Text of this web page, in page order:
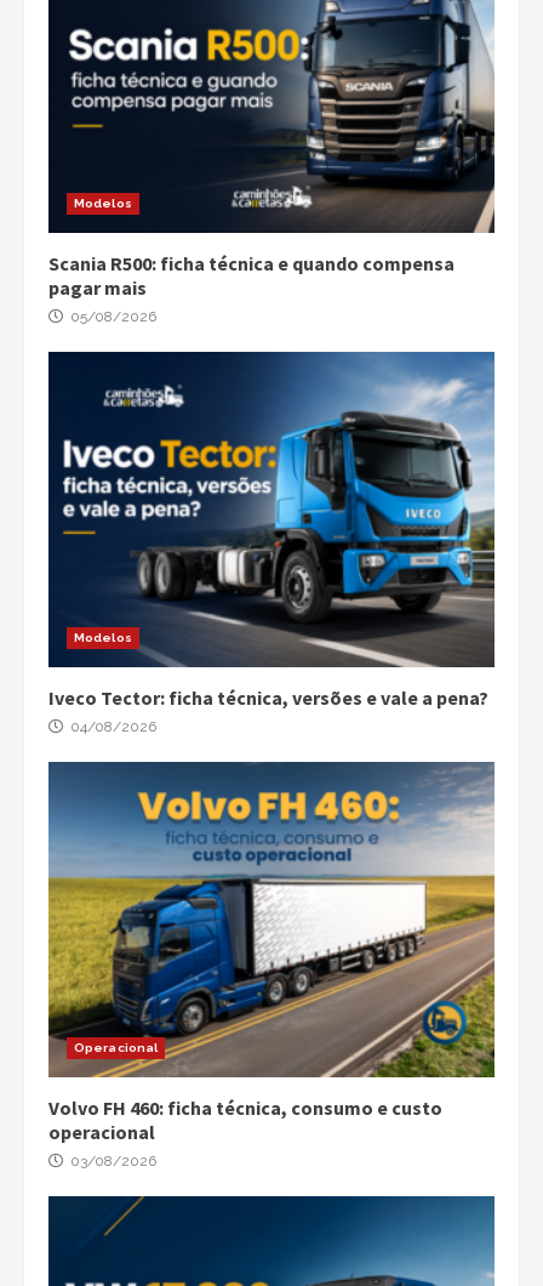
Modelos
Scania R500: ficha técnica e quando compensa
pagar mais
05/08/2026
Modelos
Iveco Tector: ficha técnica, versões e vale a pena?
04/08/2026
Operacional
Volvo FH 460: ficha técnica, consumo e custo
operacional
03/08/2026